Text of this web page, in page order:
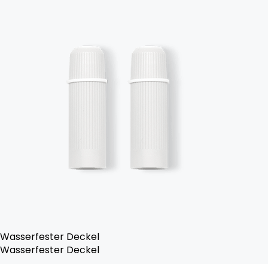
Wasserfester Deckel
Wasserfester Deckel